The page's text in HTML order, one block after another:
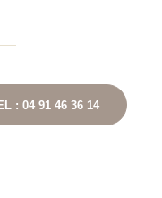
: 04 91 46 36 14